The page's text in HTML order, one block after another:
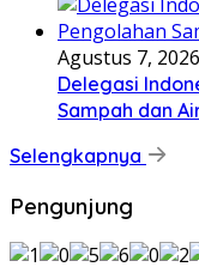
Agustus 7, 2026
Delegasi
Sampah dan
Selengkapnya
Pengunjung